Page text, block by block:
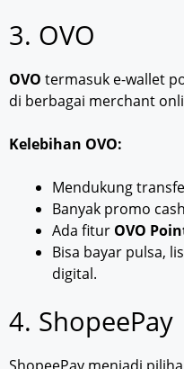
3. OVO
OVO termasuk e-wallet
di berbagai merchant
Kelebihan OVO:
Mendukung
Banyak promo
Ada fitur OVO
Bisa bayar pulsa,
digital.
4. ShopeePay